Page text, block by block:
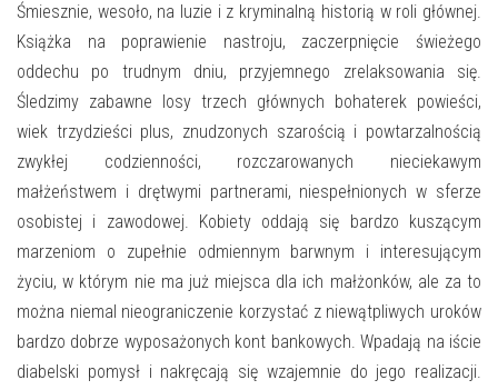
Śmiesznie, wesoło, na luzie i z kryminalną historią w roli głównej.
Książka na poprawienie nastroju, zaczerpnięcie świeżego
oddechu po trudnym dniu, przyjemnego zrelaksowania się.
Śledzimy zabawne losy trzech głównych bohaterek powieści,
wiek trzydzieści plus, znudzonych szarością i powtarzalnością
zwykłej codzienności, rozczarowanych nieciekawym
małżeństwem i drętwymi partnerami, niespełnionych w sferze
osobistej i zawodowej. Kobiety oddają się bardzo kuszącym
marzeniom o zupełnie odmiennym barwnym i interesującym
życiu, w którym nie ma już miejsca dla ich małżonków, ale za to
można niemal nieograniczenie korzystać z niewątpliwych uroków
bardzo dobrze wyposażonych kont bankowych. Wpadają na iście
diabelski pomysł i nakręcają się wzajemnie do jego realizacji.